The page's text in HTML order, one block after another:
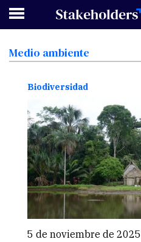
Medio ambiente
Biodiversidad
5 de noviembre de 2025